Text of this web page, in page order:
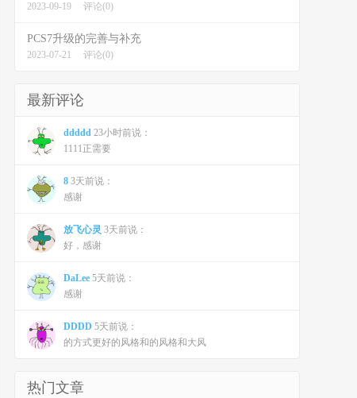
2023-09-19 评论(0)
PCS7升级的完善与补充
2023-07-21 评论(0)
最新评论
ddddd 23小时前说：
1111正需要
8 3天前说：
感谢
放飞心灵 3天前说：
好，感谢
DaLee 5天前说：
感谢
DDDD 5天前说：
的方式更好的风格和的风格和大风
热门文章